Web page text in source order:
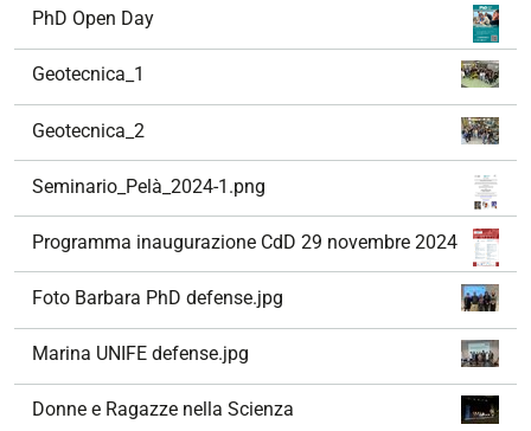
PhD Open Day
Geotecnica_1
Geotecnica_2
Seminario_Pelà_2024-1.png
Programma inaugurazione CdD 29 novembre 2024
Foto Barbara PhD defense.jpg
Marina UNIFE defense.jpg
Donne e Ragazze nella Scienza